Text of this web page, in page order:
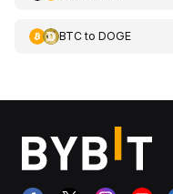
BTCto DOGE